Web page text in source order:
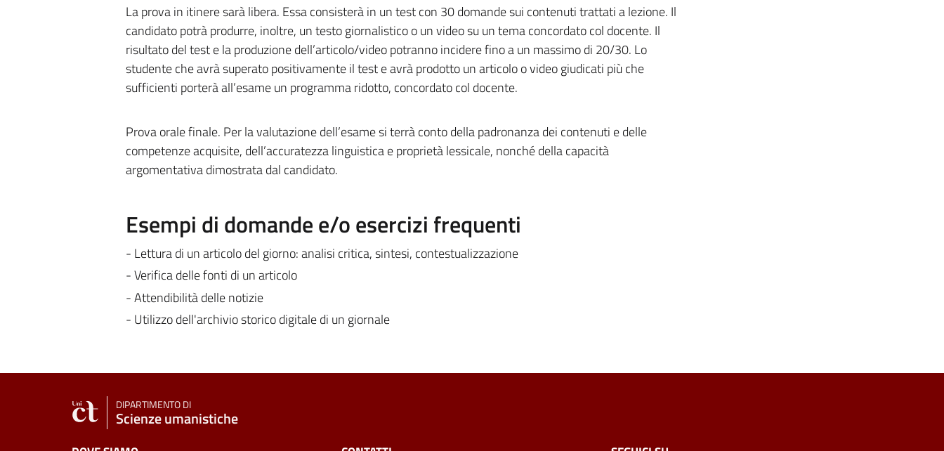
La prova in itinere sarà libera. Essa consisterà in un test con 30 domande sui contenuti trattati a lezione. Il
candidato potrà produrre, inoltre, un testo giornalistico o un video su un tema concordato col docente. Il
risultato del test e la produzione dell’articolo/video potranno incidere fino a un massimo di 20/30. Lo
studente che avrà superato positivamente il test e avrà prodotto un articolo o video giudicati più che
sufficienti porterà all’esame un programma ridotto, concordato col docente.
Prova orale finale. Per la valutazione dell’esame si terrà conto della padronanza dei contenuti e delle
competenze acquisite, dell’accuratezza linguistica e proprietà lessicale, nonché della capacità
argomentativa dimostrata dal candidato.
Esempi di domande e/o esercizi frequenti
- Lettura di un articolo del giorno: analisi critica, sintesi, contestualizzazione
- Verifica delle fonti di un articolo
- Attendibilità delle notizie
- Utilizzo dell'archivio storico digitale di un giornale
DIPARTIMENTO DI
Scienze umanistiche